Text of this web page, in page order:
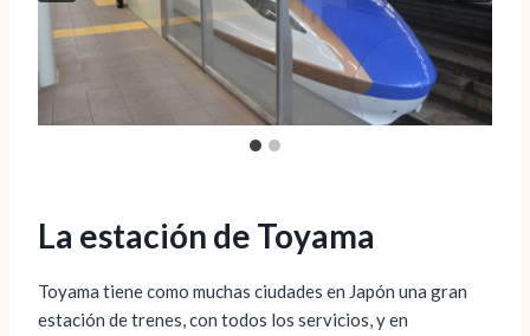
La estación de Toyama
Toyama tiene como muchas ciudades en Japón una gran
estación de trenes, con todos los servicios, y en